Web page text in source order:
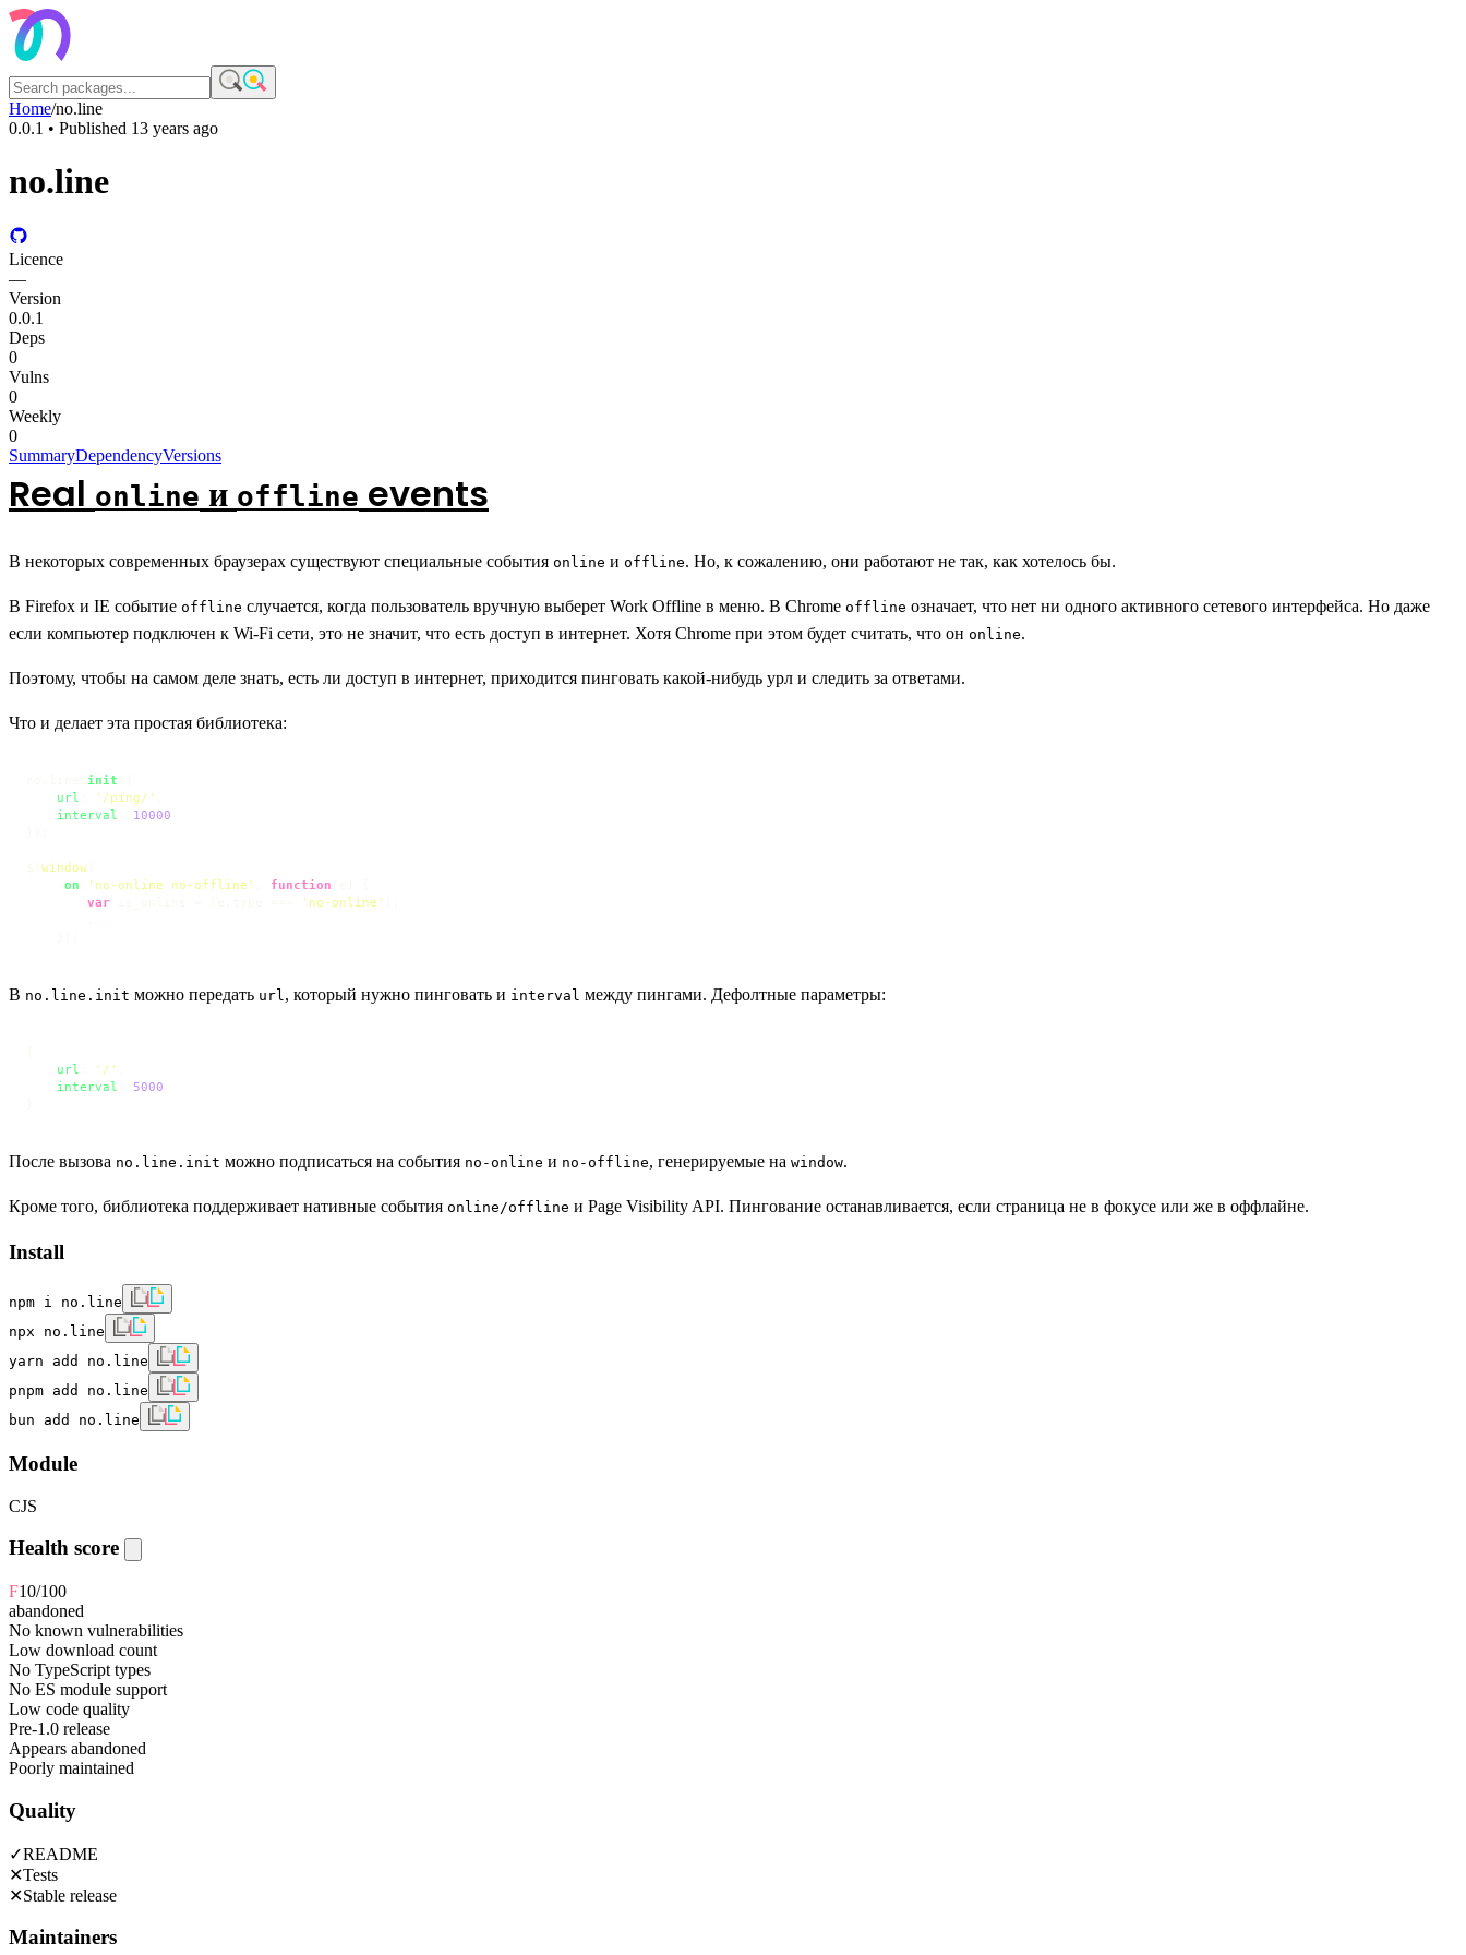
Home/no.line
0.0.1 • Published 13 years ago
no.line
Licence
—
Version
0.0.1
Deps
0
Vulns
0
Weekly
0
SummaryDependencyVersions
Real online и offline events
В некоторых современных браузерах существуют специальные события online и offline. Но, к сожалению, они работают не так, как хотелось бы.
В Firefox и IE событие offline случается, когда пользователь вручную выберет Work Offline в меню. В Chrome offline означает, что нет ни одного активного сетевого интерфейса. Но даже
если компьютер подключен к Wi-Fi сети, это не значит, что есть доступ в интернет. Хотя Chrome при этом будет считать, что он online.
Поэтому, чтобы на самом деле знать, есть ли доступ в интернет, приходится пинговать какой-нибудь урл и следить за ответами.
Что и делает эта простая библиотека:
init
url
'/ping/'
interval
10000
window
on 'no-online no-offline' function
var
'no-online'
В no.line.init можно передать url , который нужно пинговать и interval между пингами. Дефолтные параметры:
url
'/'
interval
5000
После вызова no.line.init можно подписаться на события no-online и no-offline, генерируемые на window.
Кроме того, библиотека поддерживает нативные события online/offline и Page Visibility API. Пингование останавливается, если страница не в фокусе или же в оффлайне.
Install
npm i no.line
npx no.line
yarn add no.line
pnpm add no.line
bun add no.line
Module
CJS
Health score
F10/100
abandoned
No known vulnerabilities
Low download count
No TypeScript types
No ES module support
Low code quality
Pre-1.0 release
Appears abandoned
Poorly maintained
Quality
✓README
✕Tests
✕Stable release
Maintainers